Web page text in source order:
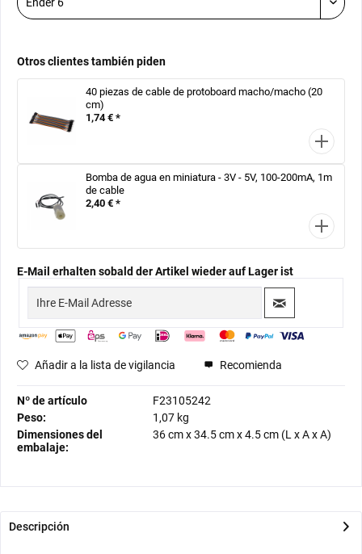
Otros clientes también piden
40 piezas de cable de protoboard macho/macho (20
cm)
1,74 € *
Bomba de agua en miniatura - 3V - 5V, 100-200mA, 1m
de cable
2,40 € *
E-Mail erhalten sobald der Artikel wieder auf Lager ist
Añadir a la lista de vigilancia Recomienda
Nº de artículo
F23105242
Peso:
1,07 kg
Dimensiones del
embalaje:
36 cmx34.5 cmx4.5 cm (L x A x A)
Descripción